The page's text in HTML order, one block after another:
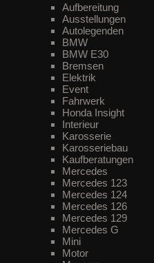
Aufbereitung
Ausstellungen
Autolegenden
BMW
BMW E30
Bremsen
Elektrik
Event
Fahrwerk
Honda Insight
Interieur
Karosserie
Karosseriebau
Kaufberatungen
Mercedes
Mercedes 123
Mercedes 124
Mercedes 126
Mercedes 129
Mercedes G
Mini
Motor